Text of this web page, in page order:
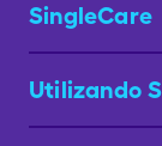
SingleCare
Utilizando